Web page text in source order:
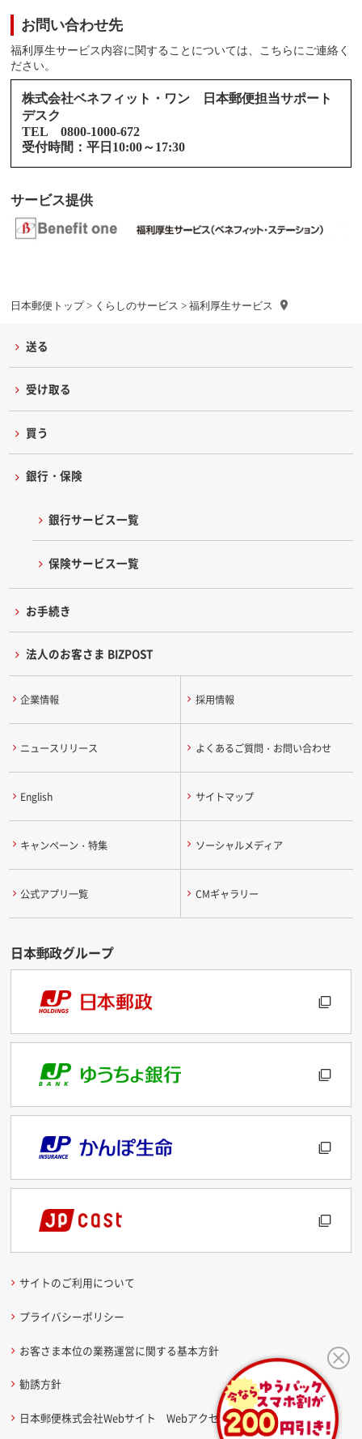
日本郵便トップ> くらしのサービス > 福利厚生サービス
お問い合わせ先
福利厚生サービス内容に関することについては、こちらにご連絡く
ださい。
株式会社ベネフィット・ワン 日本郵便担当サポート
デスク
TEL 0800-1000-672
受付時間：平日10:00～17:30
サービス提供
送る
受け取る
買う
銀行・保険
銀行サービス一覧
保険サービス一覧
お手続き
法人のお客さま BIZPOST
企業情報 採用情報
ニュースリリース よくあるご質問・お問い合わせ
English サイトマップ
キャンペーン・特集 ソーシャルメディア
公式アプリ一覧 CMギャラリー
サイトのご利用について
プライバシーポリシー
お客さま本位の業務運営に関する基本方針
勧誘方針
日本郵便株式会社Webサイト Webアクセシビリティ方針